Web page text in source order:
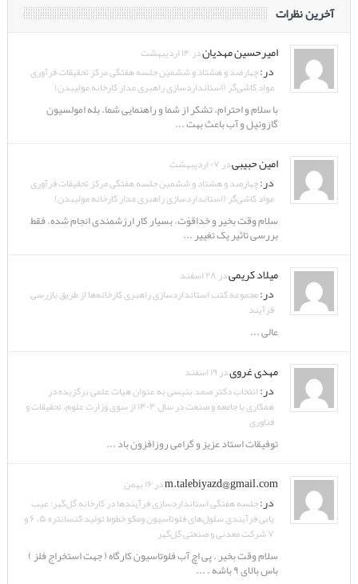
آخرین نظرات
امیرحسین مهدیاندر ۱۴ اردیبهشت
در:چهارصد و هشتاد و ششمین جلسه هفتگی مرکز تحقیقات فرآوری
مواد کاشی‌گر (استانداردسازی راهبری مدار کارخانه مولیبدن)
با سلام و احترام. تشکر از شما و راهنمایی شما. بله امولسیون
گازوئیل و آب باعث بهت ...
امین حبیبیدر ۰۷ اردیبهشت
در:چهارصد و هشتاد و ششمین جلسه هفتگی مرکز تحقیقات فرآوری
مواد کاشی‌گر (استانداردسازی راهبری مدار کارخانه مولیبدن)
سلام وقت بخیر و خداقوّت. بسیار کار ارزشمندی انجام شده. فقط
بررسی تاثیر یک تغییر ...
میلاد کریمیدر ۲۸ اسفند
در:مجموعه کتب استانداردسازی راهبری کارخانه‌ها از طریق بازرسی
فرآیند
عالی ...
مهدی غرویدر ۱۹ اسفند
در:انتخاب دکتر صمد بنیسی به عنوان هیات علمی برگزیده در
همکاری با جامعه و صنعت در سال ۱۴۰۴ از سوی وزارت علوم، تحقیقات و
فناوری
توفیقات استاد عزیز و گرامی روزافزون باد ...
m.talebiyazd@gmail.comدر ۱۶ بهمن
در:جلسه هفتگی استانداردسازی فرآیندها در کارخانه گل‌گهر: عیب
یابی فرآیندی سلول‌های فلوتاسیون ومکو خطوط تولید کنسانتره ۵، ۶ و
۷ شرکت معدنی و صنعتی گل‌گهر
سلام وقت بخیر . پی اچ آب فلوتاسیون کارگاه ( جهت استخراج فلز )
باس بالای ۹ باشه . ...